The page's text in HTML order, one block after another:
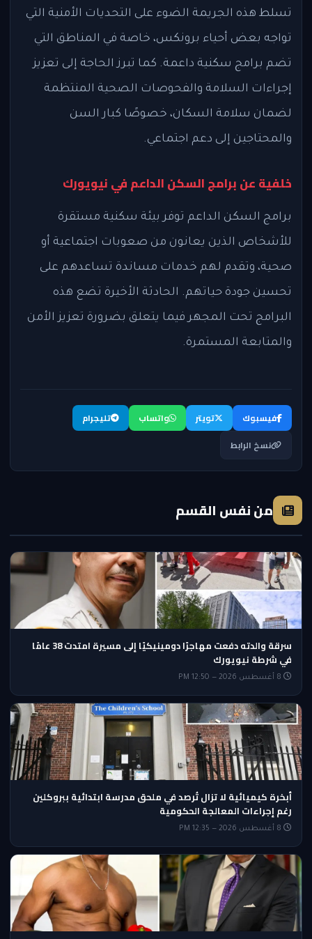
تسلط هذه الجريمة الضوء على التحديات الأمنية التي
تواجه بعض أحياء برونكس، خاصة في المناطق التي
تضم برامج سكنية داعمة. كما تبرز الحاجة إلى تعزيز
إجراءات السلامة والفحوصات الصحية المنتظمة
لضمان سلامة السكان، خصوصًا كبار السن
والمحتاجين إلى دعم اجتماعي.
خلفية عن برامج السكن الداعم في نيويورك
برامج السكن الداعم توفر بيئة سكنية مستقرة
للأشخاص الذين يعانون من صعوبات اجتماعية أو
صحية، وتقدم لهم خدمات مساندة تساعدهم على
تحسين جودة حياتهم. الحادثة الأخيرة تضع هذه
البرامج تحت المجهر فيما يتعلق بضرورة تعزيز الأمن
والمتابعة المستمرة.
فيسبوك تويتر واتساب
تليجرام
نسخ الرابط
من نفس القسم
سرقة والدته دفعت مهاجرًا دومينيكيًا إلى مسيرة امتدت 38 عامًا
في شرطة نيويورك
أبخرة كيميائية لا تزال تُرصد في ملحق مدرسة ابتدائية ببروكلين
رغم إجراءات المعالجة الحكومية